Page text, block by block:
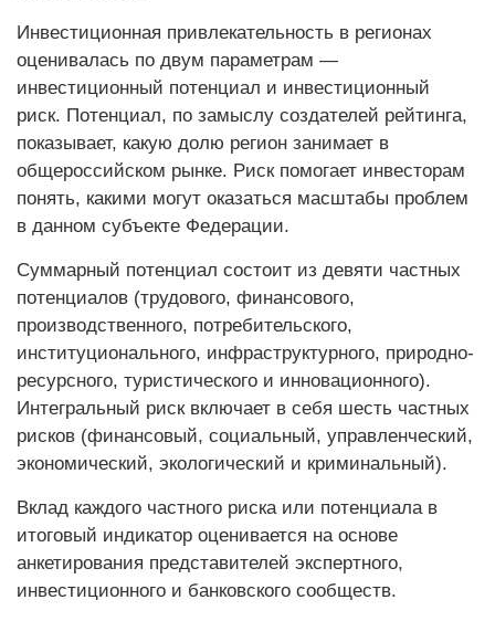
Инвестиционная привлекательность в регионах
оценивалась по двум параметрам —
инвестиционный потенциал и инвестиционный
риск. Потенциал, по замыслу создателей рейтинга,
показывает, какую долю регион занимает в
общероссийском рынке. Риск помогает инвесторам
понять, какими могут оказаться масштабы проблем
в данном субъекте Федерации.
Суммарный потенциал состоит из девяти частных
потенциалов (трудового, финансового,
производственного, потребительского,
институционального, инфраструктурного, природно-
ресурсного, туристического и инновационного).
Интегральный риск включает в себя шесть частных
рисков (финансовый, социальный, управленческий,
экономический, экологический и криминальный).
Вклад каждого частного риска или потенциала в
итоговый индикатор оценивается на основе
анкетирования представителей экспертного,
инвестиционного и банковского сообществ.